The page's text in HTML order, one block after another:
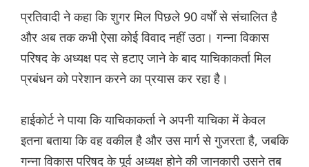
प्रतिवादी ने कहा कि शुगर मिल पिछले 90 वर्षों से संचालित है
और अब तक कभी ऐसा कोई विवाद नहीं उठा। गन्ना विकास
परिषद के अध्यक्ष पद से हटाए जाने के बाद याचिकाकर्ता मिल
प्रबंधन को परेशान करने का प्रयास कर रहा है।
हाईकोर्ट ने पाया कि याचिकाकर्ता ने अपनी याचिका में केवल
इतना बताया कि वह वकील है और उस मार्ग से गुजरता है, जबकि
गन्ना विकास परिषद के पूर्व अध्यक्ष होने की जानकारी उसने तब